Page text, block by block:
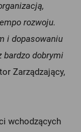
rozwoju.
i dopasowaniu
bardzo dobrymi
Zarządzający,
wchodzących